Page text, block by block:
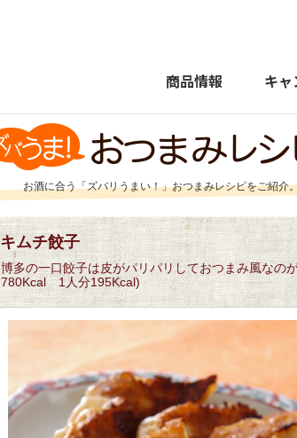
商品情報 キャ
お酒に合う「ズバリうまい！」おつまみレシピをご紹介
キムチ餃子
博多の一口餃子は皮がパリパリしておつまみ風なの
780Kcal 1人分195Kcal)